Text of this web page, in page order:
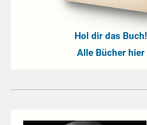
Hol dir das Buch!
Alle Bücher hier